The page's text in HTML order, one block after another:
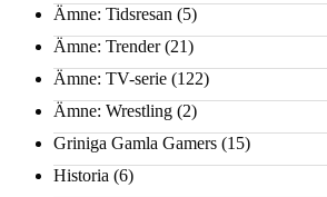
Ämne: Tidsresan (5)
Ämne: Trender(21)
Ämne: TV-serie (122)
Ämne: Wrestling (2)
Griniga Gamla Gamers (15)
Historia (6)